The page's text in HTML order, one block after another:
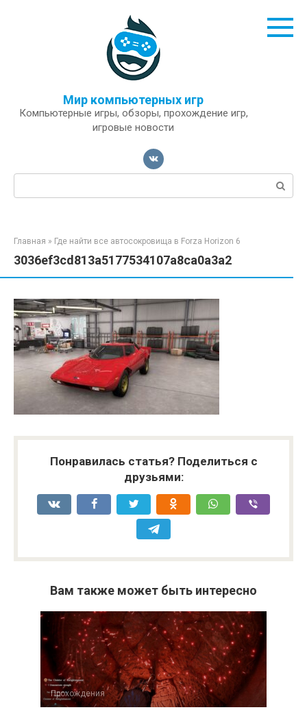
Мир компьютерных игр
Компьютерные игры, обзоры, прохождение игр,
игровые новости
Поиск:
Главная » Где найти все автосокровища в Forza Horizon 6
3036ef3cd813a5177534107a8ca0a3a2
Понравилась статья? Поделиться с
друзьями:
Вам также может быть интересно
Прохождения